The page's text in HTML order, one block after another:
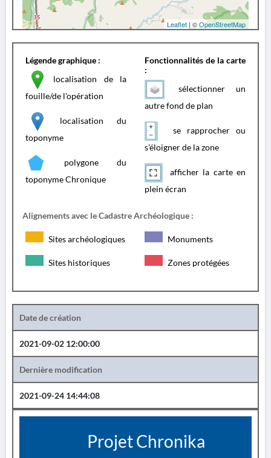
Leaflet | ©OpenStreetMap
Légende graphique :
localisation de la
fouille/de l'opération
localisation du
toponyme
polygone du
toponyme Chronique
Fonctionnalités de la carte
:
sélectionner un
autre fond de plan
se rapprocher ou
s'éloigner de la zone
afficher la carte en
plein écran
Alignements avec le Cadastre Archéologique :
Sites archéologiques Monuments
Sites historiques Zones protégées
Date de création
2021-09-02 12:00:00
Dernière modification
2021-09-24 14:44:08
Projet Chronika